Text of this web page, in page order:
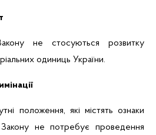
не стосуються розвитку
одиниць України.
положення, які містять ознаки
Закону не потребує проведення